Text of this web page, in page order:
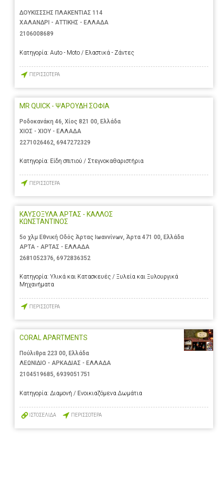
ΔΟΥΚΙΣΣΣΗΣ ΠΛΑΚΕΝΤΙΑΣ 114
ΧΑΛΑΝΔΡΙ - ΑΤΤΙΚΗΣ - ΕΛΛΑΔΑ
2106008689
Κατηγορία: Auto - Moto / Ελαστικά - Ζάντες
ΠΕΡΙΣΣΟΤΕΡΑ
MR QUICK - ΨΑΡΟΥΔΗ ΣΟΦΙΑ
Ροδοκανάκη 46, Χίος 821 00, Ελλάδα
ΧΙΟΣ - ΧΙΟΥ - ΕΛΛΑΔΑ
2271026462 6947272329
Κατηγορία: Είδη σπιτιού / Στεγνοκαθαριστήρια
ΠΕΡΙΣΣΟΤΕΡΑ
ΚΑΥΣΟΞΥΛΑ ΑΡΤΑΣ - ΚΑΛΛΟΣ
ΚΩΝΣΤΑΝΤΙΝΟΣ
5ο χλμ Εθνική Οδός Άρτας Ιωαννίνων, Άρτα 471 00, Ελλάδα
ΑΡΤΑ - ΑΡΤΑΣ - ΕΛΛΑΔΑ
2681052376, 6972836352
Κατηγορία: Υλικά και Κατασκευές / Ξυλεία και Ξυλουργικά
Μηχανήματα
ΠΕΡΙΣΣΟΤΕΡΑ
CORAL APARTMENTS
Πούλιθρα 223 00, Ελλάδα
ΛΕΩΝΙΔΙΟ - ΑΡΚΑΔΙΑΣ - ΕΛΛΑΔΑ
2104519685, 6939051751
Κατηγορία: Διαμονή / Ενοικιαζόμενα Δωμάτια
ΙΣΤΟΣΕΛΙΔΑ ΠΕΡΙΣΣΟΤΕΡΑ